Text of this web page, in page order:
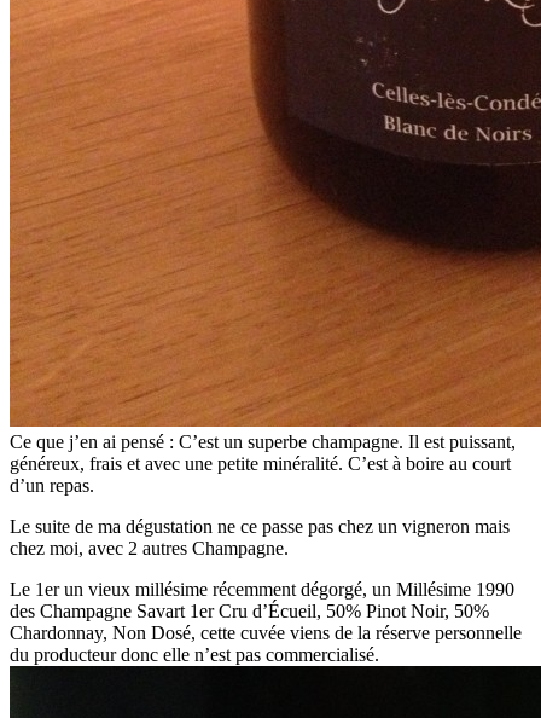
Ce que j’en ai pensé : C’est un superbe champagne. Il est puissant,
généreux, frais et avec une petite minéralité. C’est à boire au court
d’un repas.
Le suite de ma dégustation ne ce passe pas chez un vigneron mais
chez moi, avec 2 autres Champagne.
Le 1er un vieux millésime récemment dégorgé, un Millésime 1990
des Champagne Savart 1er Cru d’Écueil, 50% Pinot Noir, 50%
Chardonnay, Non Dosé, cette cuvée viens de la réserve personnelle
du producteur donc elle n’est pas commercialisé.